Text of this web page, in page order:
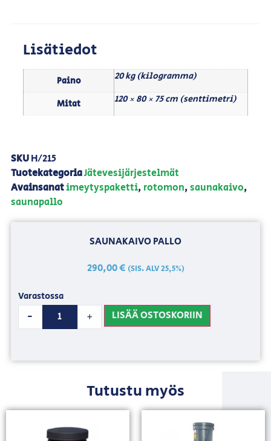
Lisätiedot
Paino 20 kg (kilogramma)
Mitat 120 × 80 × 75 cm (senttimetri)
SKUH/215
TuotekategoriaJätevesijärjestelmät
Avainsanatimeytyspaketti, rotomon,saunakaivo,
saunapallo
SAUNAKAIVO PALLO
290,00€ (SIS. ALV 25,5%)
Varastossa
- + LISÄÄ OSTOSKORIIN
Tutustu myös